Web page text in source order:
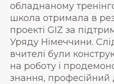
обладнаному
школа отримала в
проекті GIZ за
Уряду Німеччини.
вчителі були
на роботу і
знання, професійний